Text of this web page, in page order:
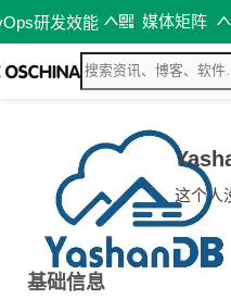
研发效能 媒体矩阵
这个人
基础信息